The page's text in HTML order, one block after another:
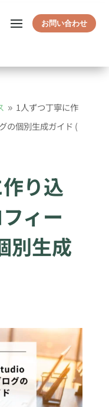
お問い合わせ
9 1人ずつ丁寧に作
の個別生成ガイド (
り込
ィー
別生成